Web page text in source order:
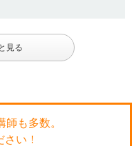
見る
も多数。
い！